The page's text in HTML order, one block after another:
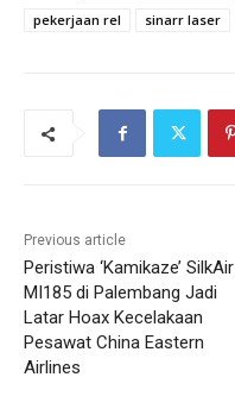
pekerjaan rel
sinarr laser
Previous article
Peristiwa ‘Kamikaze’ SilkAir
MI185 di Palembang Jadi
Latar Hoax Kecelakaan
Pesawat China Eastern
Airlines